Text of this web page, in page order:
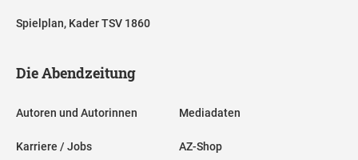
Spielplan, Kader TSV 1860
Die Abendzeitung
Autoren und Autorinnen
Karriere / Jobs
Mediadaten
AZ-Shop